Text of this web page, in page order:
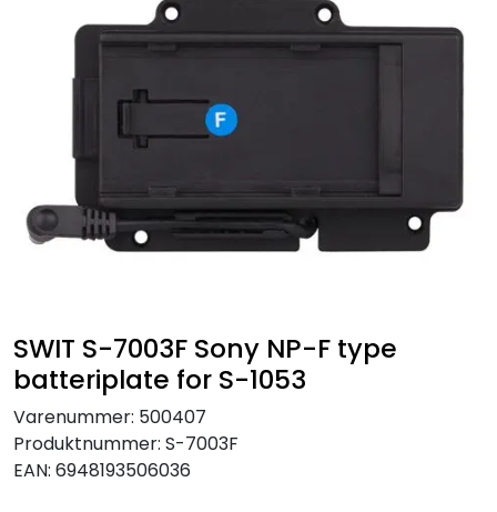
SWIT S-7003F Sony NP-F type
batteriplate for S-1053
Varenummer: 500407
Produktnummer: S-7003F
EAN: 6948193506036
TILBEHØR
VAREMERKER
BRUKT